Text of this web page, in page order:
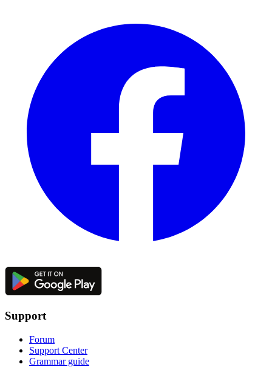
Support
Forum
Support Center
Grammar guide